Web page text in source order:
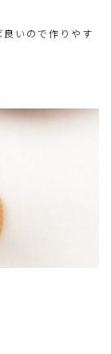
いので作りやす